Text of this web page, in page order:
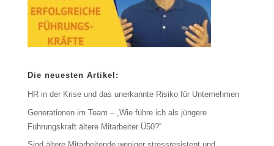
Die neuesten Artikel:
HR in der Krise und das unerkannte Risiko für Unternehmen
Generationen im Team – „Wie führe ich als jüngere
Führungskraft ältere Mitarbeiter Ü50?“